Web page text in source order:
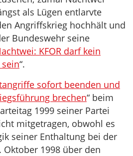
als Lügen entlarvte
Angriffskrieg hochhält und
Bundeswehr seine
KFOR darf kein
“.
sofort beenden und
brechen“ beim
1999 seiner Partei
mitgetragen, obwohl es
seiner Enthaltung bei der
1998 über den